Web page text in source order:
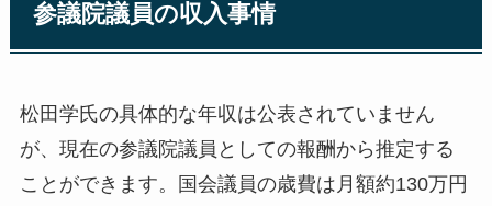
参議院議員の収入事情
松田学氏の具体的な年収は公表されていません
が、現在の参議院議員としての報酬から推定する
ことができます。国会議員の歳費は月額約130万円